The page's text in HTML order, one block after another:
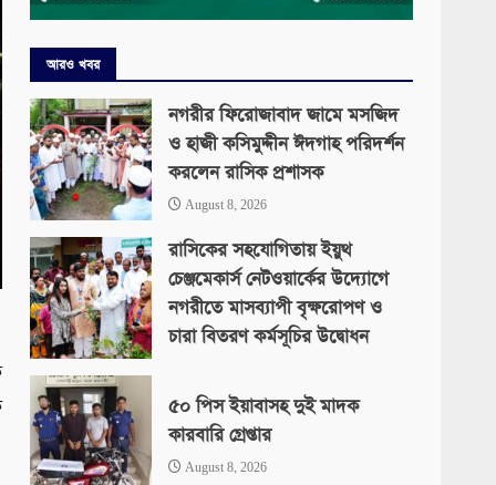
আরও খবর
নগরীর ফিরোজাবাদ জামে মসজিদ
ও হাজী কসিমুদ্দীন ঈদগাহ পরিদর্শন
করলেন রাসিক প্রশাসক
August 8, 2026
রাসিকের সহযোগিতায় ইয়ুথ
চেঞ্জমেকার্স নেটওয়ার্কের উদ্যোগে
নগরীতে মাসব্যাপী বৃক্ষরোপণ ও
চারা বিতরণ কর্মসূচির উদ্বোধন
৫০ পিস ইয়াবাসহ দুই মাদক
কারবারি গ্রেপ্তার
August 8, 2026